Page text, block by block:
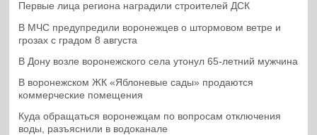
Первые лица региона наградили строителей ДСК
В МЧС предупредили воронежцев о штормовом ветре и
грозах с градом 8 августа
В Дону возле воронежского села утонул 65-летний мужчина
В воронежском ЖК «Яблоневые сады» продаются
коммерческие помещения
Куда обращаться воронежцам по вопросам отключения
воды, разъяснили в водоканале